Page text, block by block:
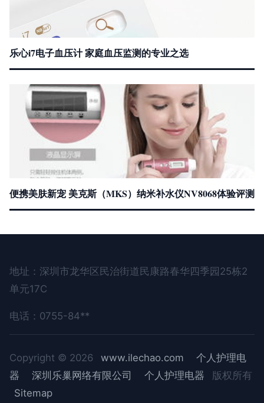
乐心i7电子血压计 家庭血压监测的专业之选
便携美肤新宠 美克斯（MKS）纳米补水仪NV8068体验评测
地址：深圳市龙华区民治街道民康路春华四季园25栋2
单元17C
电话：0755-84**
Copyright © 2026 www.ilechao.com
个人护理电
器
深圳乐巢网络有限公司 个人护理电器
版权所有
Sitemap